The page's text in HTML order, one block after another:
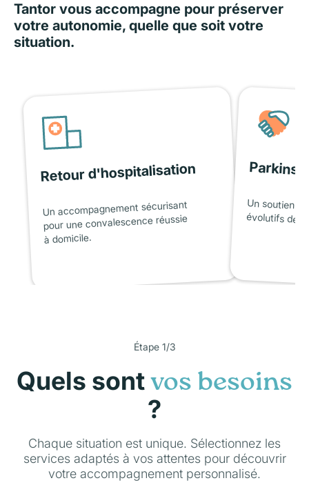
Tantor vous accompagne pour préserver
votre autonomie, quelle que soit votre
situation.
Retour d'hospitalisation
Un accompagnement sécurisant
pour une convalescence réussie
à domicile.
Un soutien
évolutifs de
Étape 1/3
Quels sont vos besoins
?
Chaque situation est unique. Sélectionnez les
services adaptés à vos attentes pour découvrir
votre accompagnement personnalisé.